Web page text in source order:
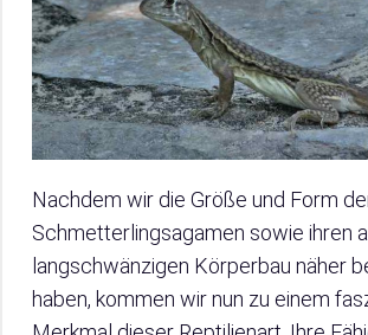
Nachdem wir die Größe und Form
Schmetterlingsagamen sowie ihren
langschwänzigen Körperbau näher
haben, kommen wir nun zu einem